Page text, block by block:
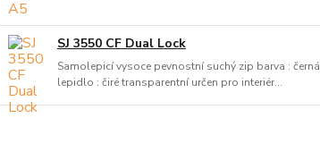
SJ 3550 CF Dual Lock
Samolepicí vysoce pevnostní suchý zip barva : černá
lepidlo : čiré transparentní určen pro interiér...